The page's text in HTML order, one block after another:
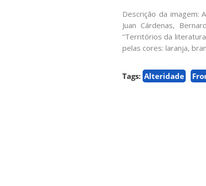
Descrição da imagem:
Juan Cárdenas,
“Territórios da
pelas cores: laranja,
Tags: Alteridade